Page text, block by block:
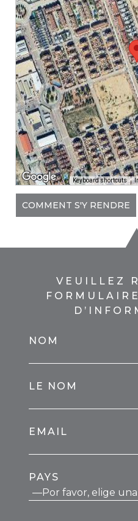
Keyboard shortcuts
COMMENT S'Y RENDRE
VEUILLEZ
NOM
LE NOM
EMAIL
PAYS